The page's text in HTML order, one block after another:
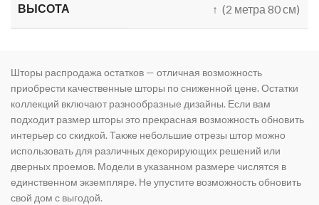
ВЫСОТА ↑ (2 метра 80 см)
Шторы распродажа остатков — отличная возможность
приобрести качественные шторы по сниженной цене. Остатки
коллекций включают разнообразные дизайны. Если вам
подходит размер шторы это прекрасная возможность обновить
интерьер со скидкой. Также небольшие отрезы штор можно
использовать для различных декорирующих решений или
дверных проемов. Модели в указанном размере числятся в
единственном экземпляре. Не упустите возможность обновить
свой дом с выгодой.